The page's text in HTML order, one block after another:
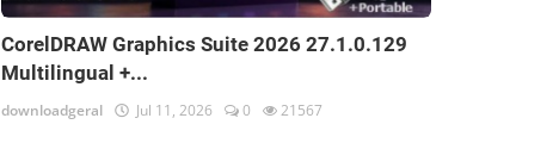
CorelDRAW Graphics Suite 2026 27.1.0.129
Multilingual +...
downloadgeral Jul 11, 2026 0 21567